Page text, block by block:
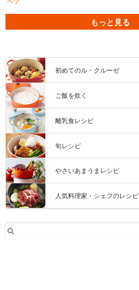
もっと見る
初めてのル・クルーゼ
ご飯を炊く
離乳食レシピ
旬レシピ
やさいあまうまレシピ
人気料理家・シェフのレシピ